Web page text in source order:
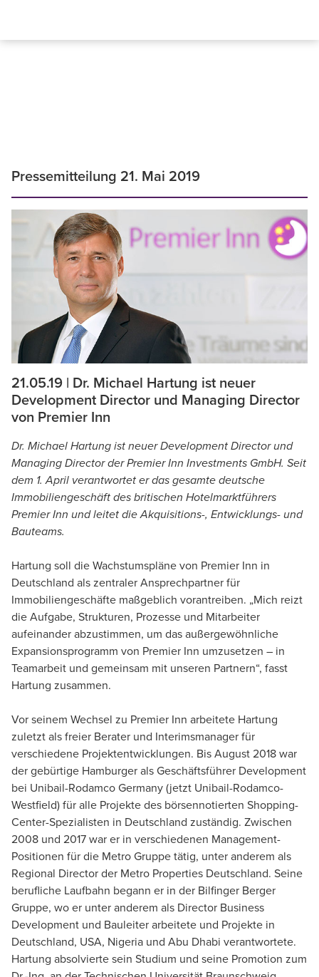
Pressemitteilung 21. Mai 2019
21.05.19 | Dr. Michael Hartung ist neuer
Development Director und Managing Director
von Premier Inn
Dr. Michael Hartung ist neuer Development Director und
Managing Director der Premier Inn Investments GmbH. Seit
dem 1. April verantwortet er das gesamte deutsche
Immobiliengeschäft des britischen Hotelmarktführers
Premier Inn und leitet die Akquisitions-, Entwicklungs- und
Bauteams.
Hartung soll die Wachstumspläne von Premier Inn in
Deutschland als zentraler Ansprechpartner für
Immobiliengeschäfte maßgeblich vorantreiben. „Mich reizt
die Aufgabe, Strukturen, Prozesse und Mitarbeiter
aufeinander abzustimmen, um das außergewöhnliche
Expansionsprogramm von Premier Inn umzusetzen – in
Teamarbeit und gemeinsam mit unseren Partnern“, fasst
Hartung zusammen.
Vor seinem Wechsel zu Premier Inn arbeitete Hartung
zuletzt als freier Berater und Interimsmanager für
verschiedene Projektentwicklungen. Bis August 2018 war
der gebürtige Hamburger als Geschäftsführer Development
bei Unibail-Rodamco Germany (jetzt Unibail-Rodamco-
Westfield) für alle Projekte des börsennotierten Shopping-
Center-Spezialisten in Deutschland zuständig. Zwischen
2008 und 2017 war er in verschiedenen Management-
Positionen für die Metro Gruppe tätig, unter anderem als
Regional Director der Metro Properties Deutschland. Seine
berufliche Laufbahn begann er in der Bilfinger Berger
Gruppe, wo er unter anderem als Director Business
Development und Bauleiter arbeitete und Projekte in
Deutschland, USA, Nigeria und Abu Dhabi verantwortete.
Hartung absolvierte sein Studium und seine Promotion zum